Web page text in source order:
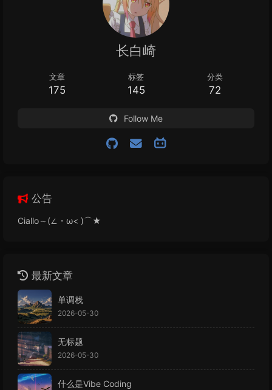
长白崎
文章
175
标签
145
分类
72
Follow Me
公告
Ciallo～(∠・ω< )⌒★
最新文章
单调栈
2026-05-30
无标题
2026-05-30
什么是Vibe Coding